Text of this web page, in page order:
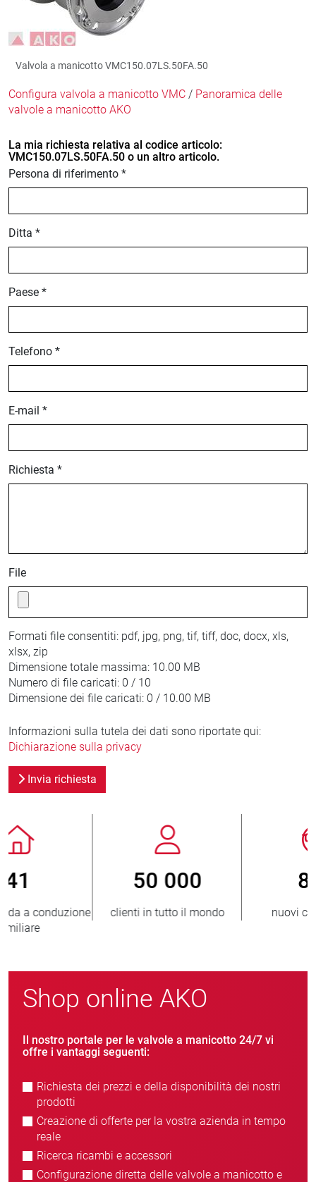
Valvola a manicotto VMC150.07LS.50FA.50
Configura valvola a manicotto VMC / Panoramica delle
valvole a manicotto AKO
La mia richiesta relativa al codice articolo:
VMC150.07LS.50FA.50 o un altro articolo.
Persona di riferimento *
Ditta *
Paese *
Telefono *
E-mail *
Richiesta *
File
Formati file consentiti: pdf, jpg, png, tif, tiff, doc, docx, xls,
xlsx, zip
Dimensione totale massima: 10.00 MB
Numero di file caricati: 0 / 10
Dimensione dei file caricati: 0 / 10.00 MB
Informazioni sulla tutela dei dati sono riportate qui:
Dichiarazione sulla privacy
Invia richiesta
nuovi clienti/anno
> 3 500 000
unità vendute
Shop online AKO
Il nostro portale per le valvole a manicotto 24/7 vi
offre i vantaggi seguenti:
Richiesta dei prezzi e della disponibilità dei nostri
prodotti
Creazione di offerte per la vostra azienda in tempo
reale
Ricerca ricambi e accessori
Configurazione diretta delle valvole a manicotto e